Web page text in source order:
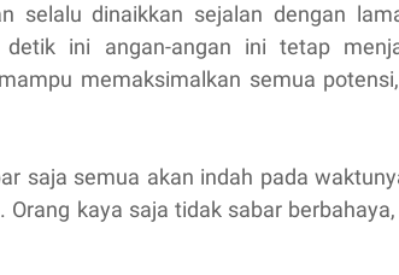
selalu dinaikkan sejalan dengan
ini angan-angan ini tetap
memaksimalkan semua
saja semua akan indah pada
kaya saja tidak sabar